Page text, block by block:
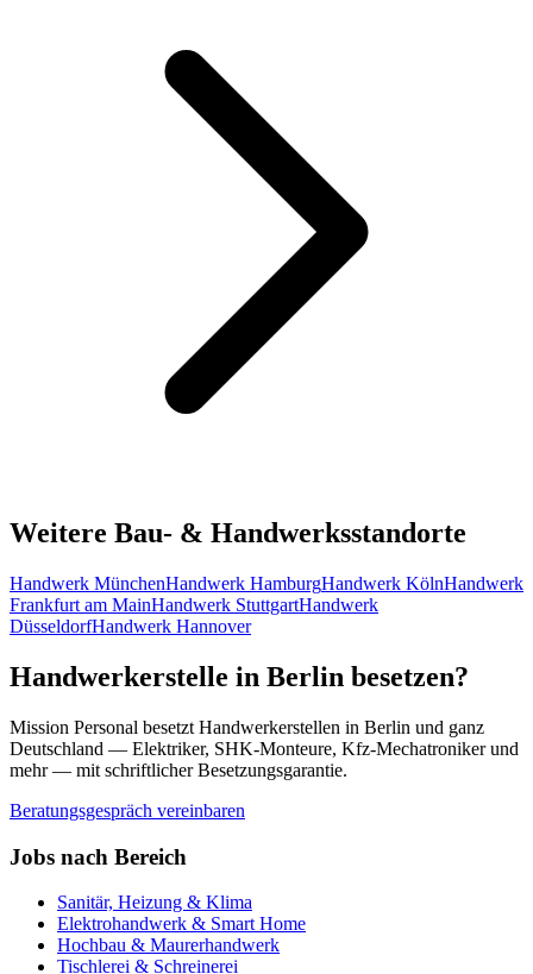
Weitere Bau- & Handwerksstandorte
Handwerk MünchenHandwerk HamburgHandwerk KölnHandwerk
Frankfurt am MainHandwerk StuttgartHandwerk
DüsseldorfHandwerk Hannover
Handwerkerstelle in Berlin besetzen?
Mission Personal besetzt Handwerkerstellen in Berlin und ganz
Deutschland — Elektriker, SHK-Monteure, Kfz-Mechatroniker und
mehr — mit schriftlicher Besetzungsgarantie.
Beratungsgespräch vereinbaren
Jobs nach Bereich
Sanitär, Heizung & Klima
Elektrohandwerk & Smart Home
Hochbau & Maurerhandwerk
Tischlerei & Schreinerei